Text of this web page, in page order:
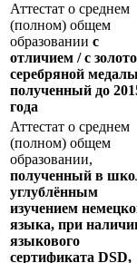
Аттестат о среднем
(полном) общем
образовании с
отличием / с
серебряной
полученный до
года
Аттестат о среднем
(полном) общем
образовании,
полученный в
углублённым
изучением
языка, при
языкового
сертификата DSD,